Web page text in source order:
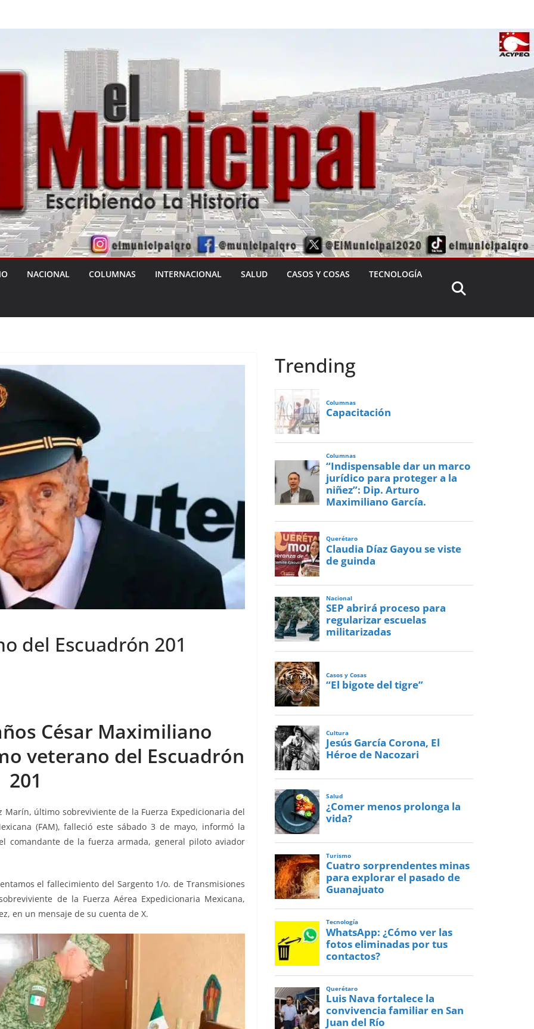
NACIONAL COLUMNAS INTERNACIONAL SALUD CASOS Y COSAS TECNOLOGÍA
del Escuadrón 201
César Maximiliano
veterano del Escuadrón
201
último sobreviviente de la Fuerza Expedicionaria del
(FAM), falleció este sábado 3 de mayo, informó la
comandante de la fuerza armada, general piloto aviador
el fallecimiento del Sargento 1/o. de Transmisiones
de la Fuerza Aérea Expedicionaria Mexicana,
en un mensaje de su cuenta de X.
Trending